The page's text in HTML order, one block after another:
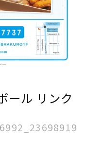
ール リンク